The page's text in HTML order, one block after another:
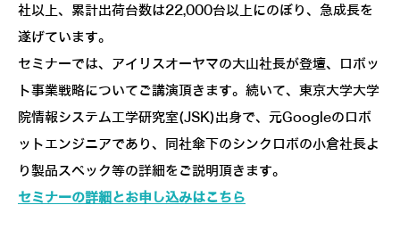
社以上、累計出荷台数は22,000台以上にのぼり、急成長を
遂げています。
セミナーでは、アイリスオーヤマの大山社長が登壇、ロボッ
ト事業戦略についてご講演頂きます。続いて、東京大学大学
院情報システム工学研究室(JSK)出身で、元Googleのロボ
ットエンジニアであり、同社傘下のシンクロボの小倉社長よ
り製品スペック等の詳細をご説明頂きます。
セミナーの詳細とお申し込みはこちら